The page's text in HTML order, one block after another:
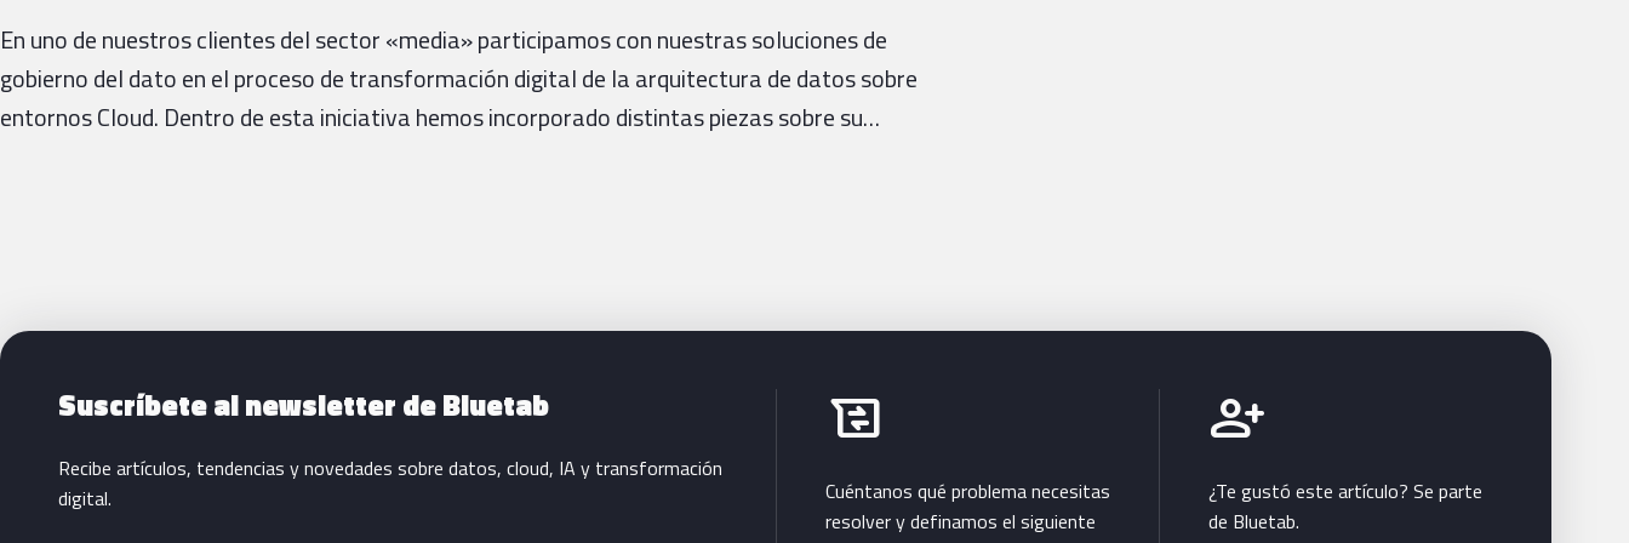
En uno de nuestros clientes del sector «media» participamos con nuestras soluciones de
gobierno del dato en el proceso de transformación digital de la arquitectura de datos sobre
entornos Cloud. Dentro de esta iniciativa hemos incorporado distintas piezas sobre su…
Siguientes pasos con Bluetab
Suscríbete al newsletter de Bluetab
Recibe artículos, tendencias y novedades sobre datos, cloud, IA y transformación
digital.
business_messages
Habla con Bluetab
Cuéntanos qué problema necesitas
resolver y definamos el siguiente
person_add
Únete a Bluetab
¿Te gustó este artículo? Se parte
de Bluetab.